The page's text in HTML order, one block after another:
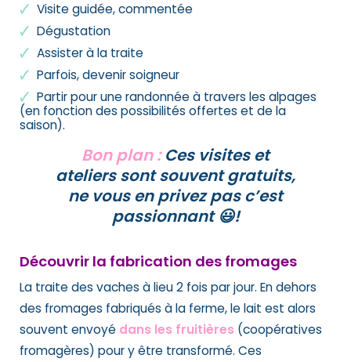
Visite guidée, commentée
Dégustation
Assister à la traite
Parfois, devenirsoigneur
Partir pour unerandonnéeà travers les alpages
(en fonction des possibilités offertes et de la
saison).
Bon plan :Ces visites et
ateliers sont souvent gratuits,
ne vous en privez pas c’est
passionnant 😃!
Découvrir la fabrication des fromages
La traite des vaches à lieu 2 fois par jour. En dehors
des fromages fabriqués à la ferme, le lait est alors
souvent envoyé dans les fruitières (coopératives
fromagères) pour y être transformé. Ces